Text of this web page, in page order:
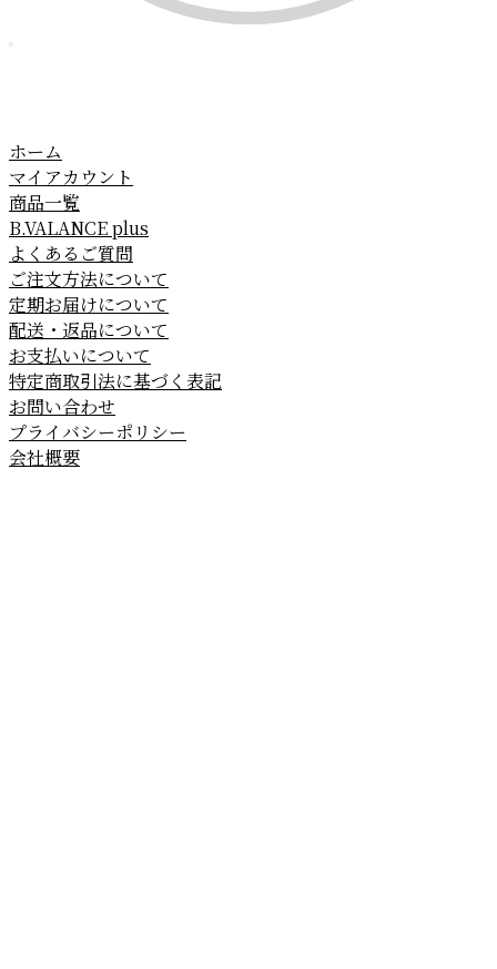
ホーム
マイアカウント
商品一覧
B.VALANCE plus
よくあるご質問
ご注文方法について
定期お届けについて
配送・返品について
お支払いについて
特定商取引法に基づく表記
お問い合わせ
プライバシーポリシー
会社概要